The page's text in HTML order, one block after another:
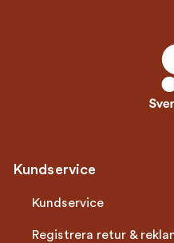
Kundservice
Kundservice
Registrera retur &